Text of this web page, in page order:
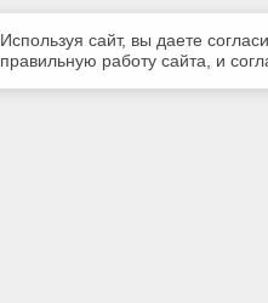
Используя сайт, вы даете
правильную работу сайта, и